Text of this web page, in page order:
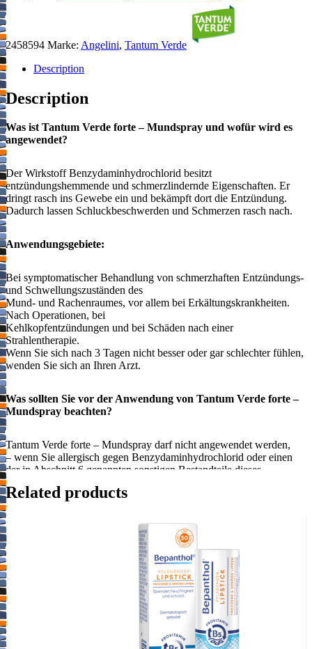
2458594 Marke: Angelini, Tantum Verde
Description
Description
Was ist Tantum Verde forte – Mundspray und wofür wird es
angewendet?
Der Wirkstoff Benzydaminhydrochlorid besitzt
entzündungshemmende und schmerzlindernde Eigenschaften. Er
dringt rasch ins Gewebe ein und bekämpft dort die Entzündung.
Dadurch lassen Schluckbeschwerden und Schmerzen rasch nach.
Anwendungsgebiete:
Bei symptomatischer Behandlung von schmerzhaften Entzündungs-
und Schwellungszuständen des
Mund- und Rachenraumes, vor allem bei Erkältungskrankheiten.
Nach Operationen, bei
Kehlkopfentzündungen und bei Schäden nach einer
Strahlentherapie.
Wenn Sie sich nach 3 Tagen nicht besser oder gar schlechter fühlen,
wenden Sie sich an Ihren Arzt.
Was sollten Sie vor der Anwendung von Tantum Verde forte –
Mundspray beachten?
Tantum Verde forte – Mundspray darf nicht angewendet werden,
– wenn Sie allergisch gegen Benzydaminhydrochlorid oder einen
der in Abschnitt 6 genannten sonstigen Bestandteile dieses
Arzneimittels sind.
– bei Säuglingen und Kleinkindern unter 2 Jahren.
Warnhinweise und Vorsichtsmaßnahmen
Bitte sprechen Sie mit Ihrem Arzt oder Apotheker, bevor Sie Tantum
Verde forte – Mundspray anwenden.
Die Nutzung dieses Arzneimittels, vor allem die längerfristige, kann
zur Sensibilisierung führen. In diesem Fall oder sollte eine der
angeführten Nebenwirkungen eintreten, ist das Arzneimittel
vorübergehend abzusetzen und der behandelnde Arzt zu
kontaktieren.
Related products